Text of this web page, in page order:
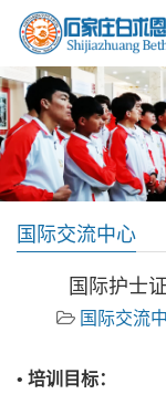
国际交流中心
国际护士
国际交流
• 培训目标：